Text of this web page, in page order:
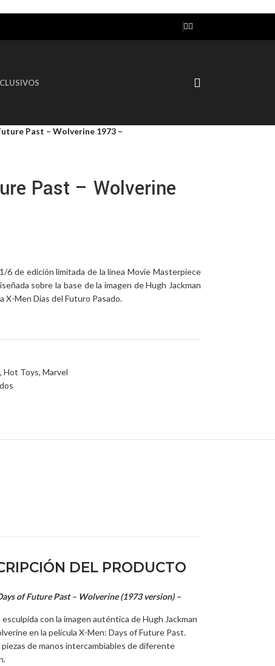
Past – Wolverine 1973 –
Past – Wolverine
6 de edición limitada de la linea Movie Masterpiece
sobre la base de la imagen deHugh Jackman
X-Men Dias del Futuro Pasado.
, Hot Toys, Marvel
DEL PRODUCTO
of Future Past – Wolverine (1973 version) –
esculpida con la imagen auténtica deHugh Jackman
en la pelicula X-Men: Days of Future Past.
piezas de manos intercambiables de diferente